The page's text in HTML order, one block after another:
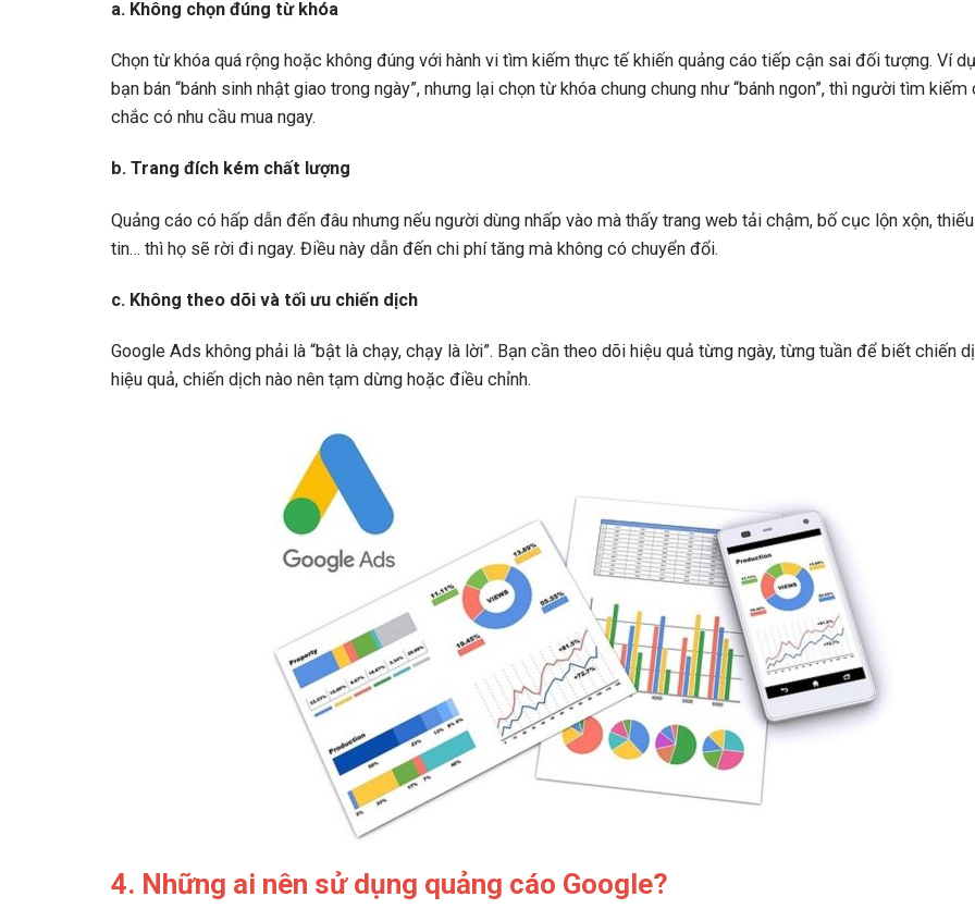
a. Không chọn đúng từ khóa
Chọn từ khóa quá rộng hoặc không đúng với hành vi tìm kiếm thực tế khiến quảng cáo tiếp cận sai đối tượng. Ví
bạn bán “bánh sinh nhật giao trong ngày”, nhưng lại chọn từ khóa chung chung như “bánh ngon”, thì người tìm kiếm
chắc có nhu cầu mua ngay.
b. Trang đích kém chất lượng
Quảng cáo có hấp dẫn đến đâu nhưng nếu người dùng nhấp vào mà thấy trang web tải chậm, bố cục lộn xộn,
tin… thì họ sẽ rời đi ngay. Điều này dẫn đến chi phí tăng mà không có chuyển đổi.
c. Không theo dõi và tối ưu chiến dịch
Google Ads không phải là “bật là chạy, chạy là lời”. Bạn cần theo dõi hiệu quả từng ngày, từng tuần để biết chiến
hiệu quả, chiến dịch nào nên tạm dừng hoặc điều chỉnh.
4. Những ai nên sử dụng quảng cáo Google?